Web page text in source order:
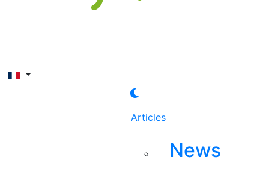
Articles
News